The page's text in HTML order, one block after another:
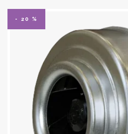
- 20 %